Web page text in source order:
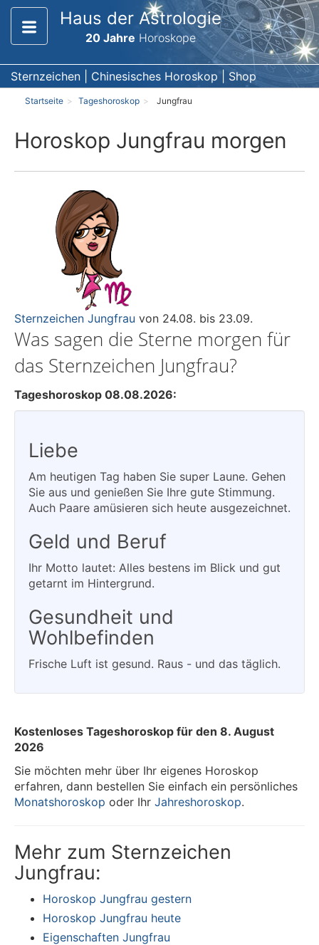
Haus der Astrologie
20 Jahre Horoskope
Sternzeichen Chinesisches Horoskop Shop
Startseite Tageshoroskop Jungfrau
Horoskop Jungfrau morgen
Sternzeichen Jungfrau von 24.08. bis 23.09.
Was sagen die Sterne morgen für
das Sternzeichen Jungfrau?
Tageshoroskop 08.08.2026:
Liebe
Am heutigen Tag haben Sie super Laune. Gehen
Sie aus und genießen Sie Ihre gute Stimmung.
Auch Paare amüsieren sich heute ausgezeichnet.
Geld und Beruf
Ihr Motto lautet: Alles bestens im Blick und gut
getarnt im Hintergrund.
Gesundheit und
Wohlbefinden
Frische Luft ist gesund. Raus - und das täglich.
Kostenloses Tageshoroskop für den 8. August
2026
Sie möchten mehr über Ihr eigenes Horoskop
erfahren, dann bestellen Sie einfach ein persönliches
Monatshoroskop oder Ihr Jahreshoroskop.
Mehr zum Sternzeichen
Jungfrau:
Horoskop Jungfrau gestern
Horoskop Jungfrau heute
Eigenschaften Jungfrau